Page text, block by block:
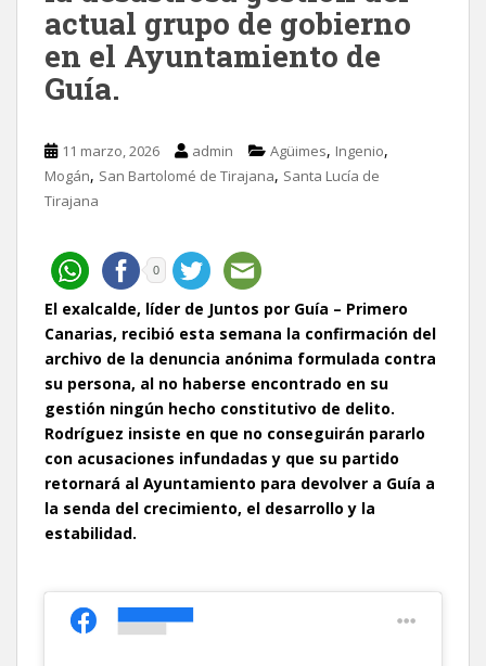
actual grupo de gobierno
en el Ayuntamiento de
Guía.
11 marzo, 2026 admin Agüimes, Ingenio,
Mogán, San Bartolomé de Tirajana, Santa Lucía de
Tirajana
0
El exalcalde, líder de Juntos por Guía – Primero
Canarias, recibió esta semana la confirmación del
archivo de la denuncia anónima formulada contra
su persona, al no haberse encontrado en su
gestión ningún hecho constitutivo de delito.
Rodríguez insiste en que no conseguirán pararlo
con acusaciones infundadas y que su partido
retornará al Ayuntamiento para devolver a Guía a
la senda del crecimiento, el desarrollo y la
estabilidad.